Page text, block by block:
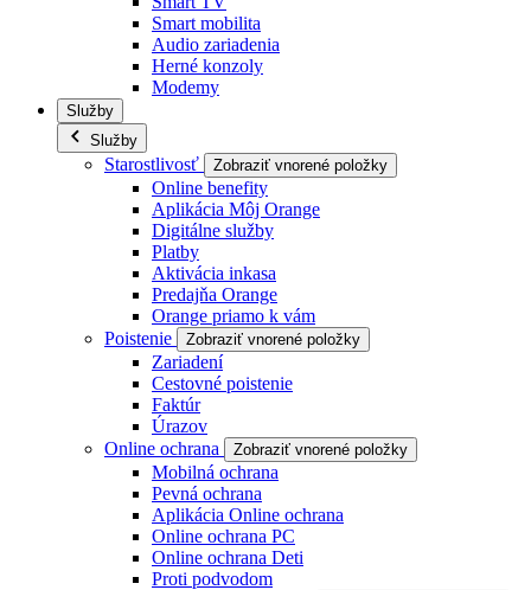
Smart mobilita
Audio zariadenia
Herné konzoly
Modemy
Služby
Služby
Starostlivosť Zobraziť vnorené položky
Online benefity
Aplikácia Môj Orange
Digitálne služby
Platby
Aktivácia inkasa
Predajňa Orange
Orange priamo k vám
Poistenie
Zobraziť vnorené položky
Zariadení
Cestovné poistenie
Faktúr
Úrazov
Online ochrana
Zobraziť vnorené položky
Mobilná ochrana
Pevná ochrana
Aplikácia Online ochrana
Online ochrana PC
Online ochrana Deti
Proti podvodom